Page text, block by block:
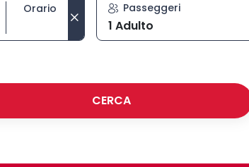
Orario
Seleziona orario di ritorno
Passeggeri
1 Adulto
CERCA